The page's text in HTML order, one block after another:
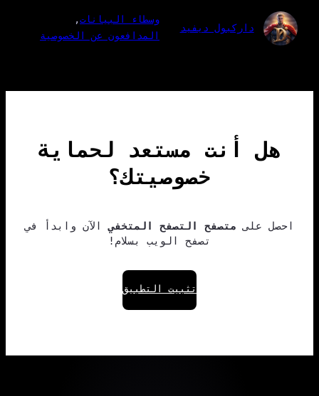
داركبول ديفيد
وسطاء البيانات,
المدافعون عن الخصوصية
هل أنت مستعد لحماية
خصوصيتك؟
احصل على متصفح التصفح المتخفيالآن وابدأ في
تصفح الويب بسلام!
تثبيت التطبيق